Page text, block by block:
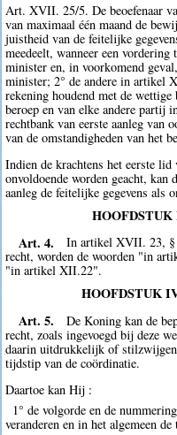
Art. XVII. 25/5. De beoefenaar
van maximaal één maand de
juistheid van de feitelijke
meedeelt, wanneer een
minister en, in voorkomend
minister; 2° de andere in artikel
rekening houdend met de
beroep en van elke andere partij
rechtbank van eerste aanleg van
van de omstandigheden van het
Indien de krachtens het eerste
onvoldoende worden geacht, kan
aanleg de feitelijke gegevens als
Art. 4.
In artikel XVII. 23, §
recht, worden de woorden "in
"in artikel XII.22".
HOOFDSTUK
Art. 5.
De Koning kan de
recht, zoals ingevoegd bij deze
daarin uitdrukkelijk of
tijdstip van de coördinatie.
Daartoe kan Hij :
1° de volgorde en de
veranderen en in het algemeen